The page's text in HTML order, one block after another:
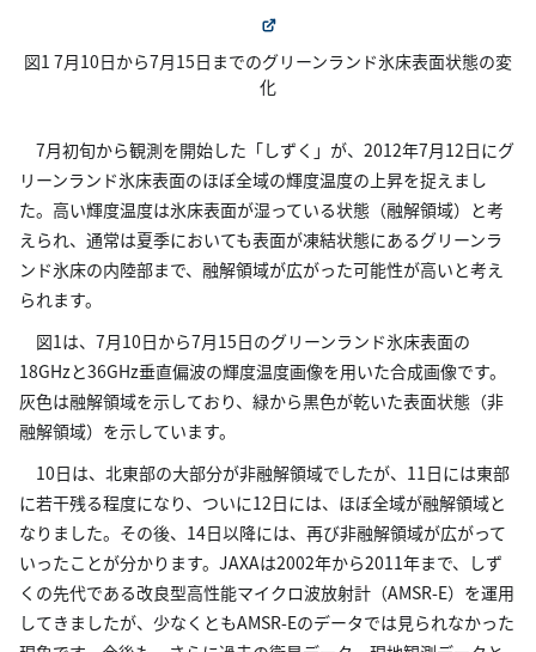
図1 7月10日から7月15日までのグリーンランド氷床表面状態の変
化
7月初旬から観測を開始した「しずく」が、2012年7月12日にグ
リーンランド氷床表面のほぼ全域の輝度温度の上昇を捉えまし
た。高い輝度温度は氷床表面が湿っている状態（融解領域）と考
えられ、通常は夏季においても表面が凍結状態にあるグリーンラ
ンド氷床の内陸部まで、融解領域が広がった可能性が高いと考え
られます。
図1は、7月10日から7月15日のグリーンランド氷床表面の
18GHzと36GHz垂直偏波の輝度温度画像を用いた合成画像です。
灰色は融解領域を示しており、緑から黒色が乾いた表面状態（非
融解領域）を示しています。
10日は、北東部の大部分が非融解領域でしたが、11日には東部
に若干残る程度になり、ついに12日には、ほぼ全域が融解領域と
なりました。その後、14日以降には、再び非融解領域が広がって
いったことが分かります。JAXAは2002年から2011年まで、しず
くの先代である改良型高性能マイクロ波放射計（AMSR-E）を運用
してきましたが、少なくともAMSR-Eのデータでは見られなかった